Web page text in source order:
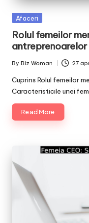
Posted
Afaceri
Rolul femeilor
antreprenoarelor
Posted
by
By Biz Woman 27
Cuprins Rolul femeilor
Caracteristicile unei
Read More